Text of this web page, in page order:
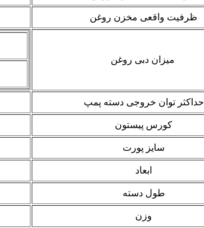
ظرفیت واقعی مخزن روغن
میزان دبی روغن
حداکثر توان خروجی دسته پمپ
کورس پیستون
سایز پورت
ابعاد
طول دسته
وزن